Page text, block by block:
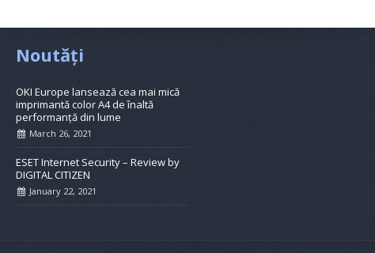
Noutăți
OKI Europe lansează cea mai mică
imprimantă color A4 de înaltă
performanță din lume
March 26, 2021
ESET Internet Security – Review by
DIGITAL CITIZEN
January 22, 2021